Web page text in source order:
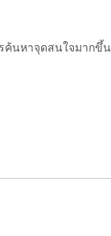
ค้นหาจุดสนใจมากขึ้น